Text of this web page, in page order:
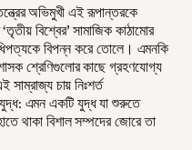
অভিমুখী এই রূপান্তরকে
বিশ্বের’ সামাজিক কাঠামোর
বিপন্ন করে তোলে। এমনকি
শ্রেণিগুলোর কাছে গ্রহণযোগ্য
চায় নিঃশর্ত
এমন একটি যুদ্ধ যা শুরুতে
থাকা বিশাল সম্পদের জোরে তা